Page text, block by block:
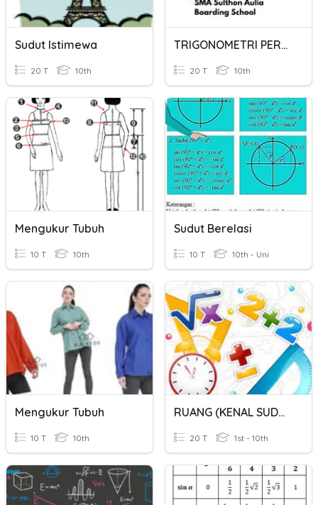
Sudut Istimewa
20 T 10th
TRIGONOMETRI PERBANDINGAN DAN SUDUT ISTIMEWA
20 T 10th
Mengukur Tubuh
10 T 10th
Sudut Berelasi
10 T 10th - Uni
Mengukur Tubuh
10 T 10th
RUANG (KENAL SUDUT) TAHUN 4
20 T 1st - 10th